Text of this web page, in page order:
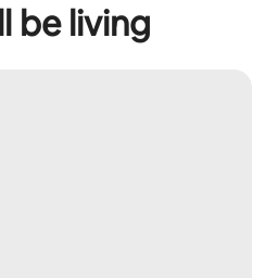
be living